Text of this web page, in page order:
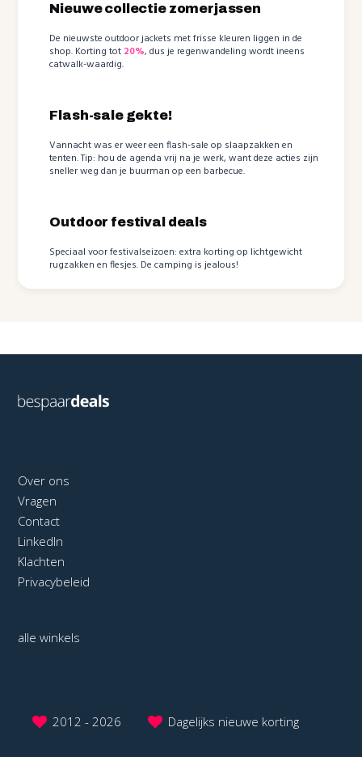
Nieuwe collectie zomerjassen
De nieuwste outdoor jackets met frisse kleuren liggen in de
shop. Korting tot 20%, dus je regenwandeling wordt ineens
catwalk-waardig.
Flash-sale gekte!
Vannacht was er weer een flash-sale op slaapzakken en
tenten. Tip: hou de agenda vrij na je werk, want deze acties zijn
sneller weg dan je buurman op een barbecue.
Outdoor festival deals
Speciaal voor festivalseizoen: extra korting op lichtgewicht
rugzakken en flesjes. De camping is jealous!
Over ons
Vragen
Contact
LinkedIn
Klachten
Privacybeleid
alle winkels
2012 - 2026 Dagelijks nieuwe korting